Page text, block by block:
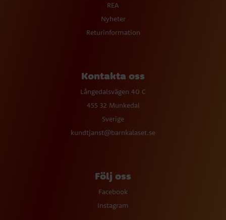
REA
Nyheter
Returinformation
Kontakta oss
Långedalsvägen 40 C
455 32 Munkedal
Sverige
kundtjanst@barnkalaset.se
Följ oss
Facebook
Instagram